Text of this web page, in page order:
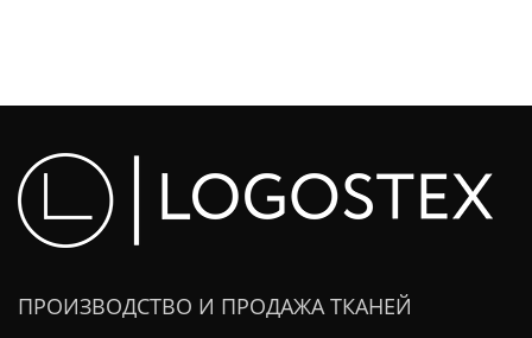
ПРОИЗВОДСТВО И ПРОДАЖА ТКАНЕЙ